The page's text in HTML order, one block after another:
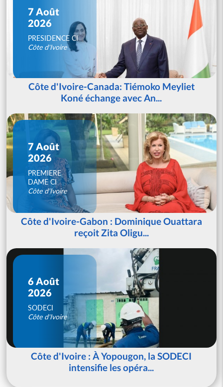
7 Août
2026
PRESIDENCE CI
Côte d'Ivoire
Côte d'Ivoire-Canada: Tiémoko Meyliet
Koné échange avec An...
7 Août
2026
PREMIERE
DAME CI
Côte d'Ivoire
Côte d'Ivoire-Gabon : Dominique Ouattara
reçoit Zita Oligu...
6 Août
2026
SODECI
Côte d'Ivoire
Côte d'Ivoire : À Yopougon, la SODECI
intensifie les opéra...